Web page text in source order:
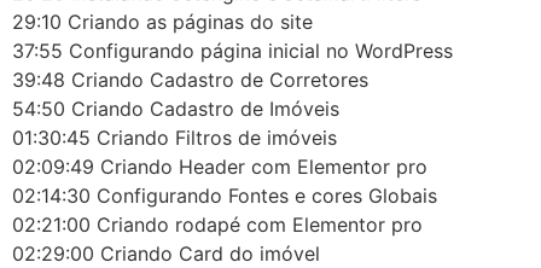
29:10 Criando as páginas do site
37:55 Configurando página inicial no WordPress
39:48 Criando Cadastro de Corretores
54:50 Criando Cadastro de Imóveis
01:30:45 Criando Filtros de imóveis
02:09:49 Criando Header com Elementor pro
02:14:30 Configurando Fontes e cores Globais
02:21:00 Criando rodapé com Elementor pro
02:29:00 Criando Card do imóvel